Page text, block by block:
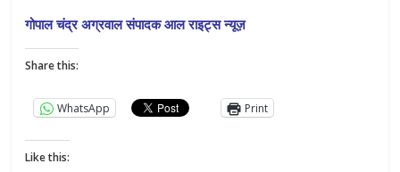
गोपाल चंद्र अग्रवाल संपादक आल राइट्स न्यूज़
Share this:
WhatsApp Print
Like this: